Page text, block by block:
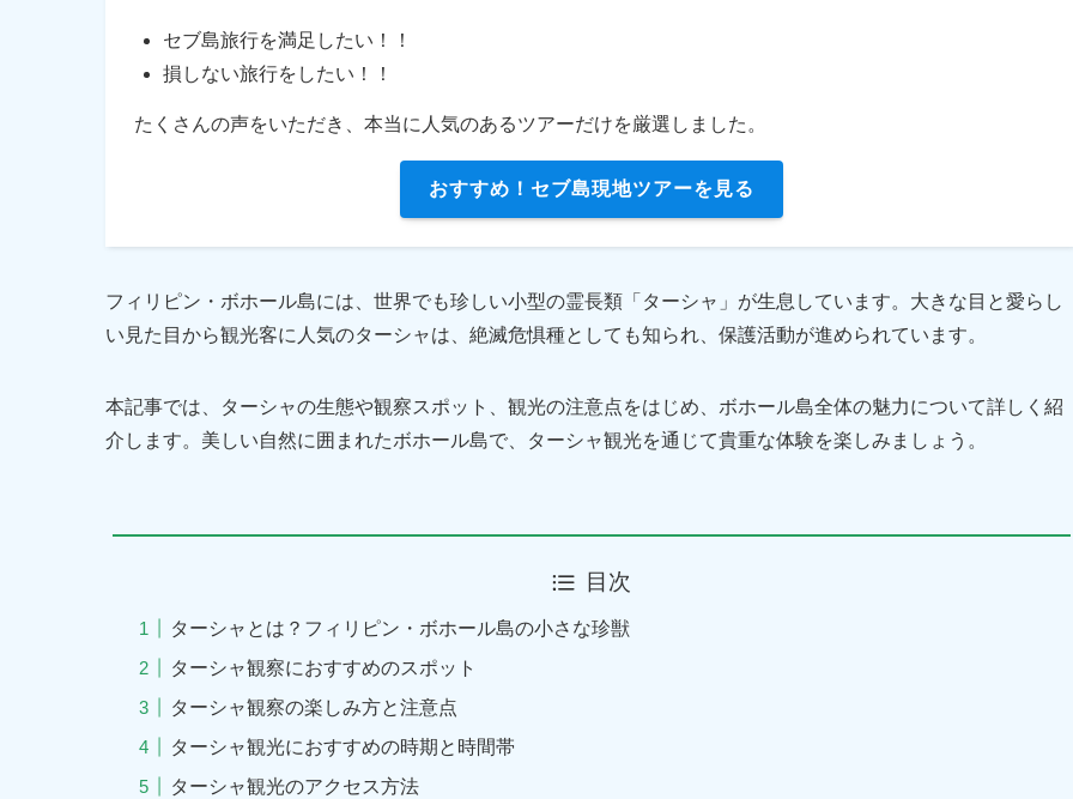
セブ島旅行を満足したい！！
損しない旅行をしたい！！
たくさんの声をいただき、本当に人気のあるツアーだけを厳選しました。
おすすめ！セブ島現地ツアーを見る
フィリピン・ボホール島には、世界でも珍しい小型の霊長類「ターシャ」が生息しています。大きな目と愛らし
い見た目から観光客に人気のターシャは、絶滅危惧種としても知られ、保護活動が進められています。
本記事では、ターシャの生態や観察スポット、観光の注意点をはじめ、ボホール島全体の魅力について詳しく紹
介します。美しい自然に囲まれたボホール島で、ターシャ観光を通じて貴重な体験を楽しみましょう。
目次
ターシャとは？フィリピン・ボホール島の小さな珍獣
ターシャ観察におすすめのスポット
ターシャ観察の楽しみ方と注意点
ターシャ観光におすすめの時期と時間帯
ターシャ観光のアクセス方法